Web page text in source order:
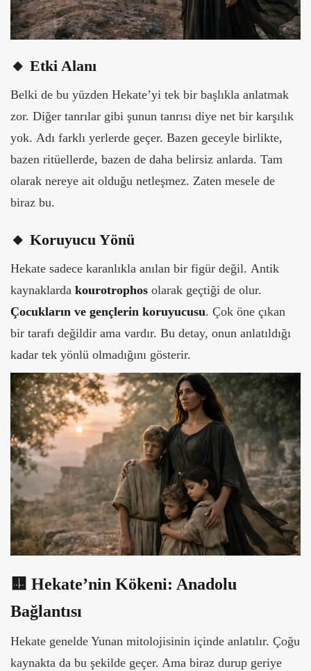
🔸 Etki Alanı
Belki de bu yüzden Hekate’yi tek bir başlıkla anlatmak
zor. Diğer tanrılar gibi şunun tanrısı diye net bir karşılık
yok. Adı farklı yerlerde geçer. Bazen geceyle birlikte,
bazen ritüellerde, bazen de daha belirsiz anlarda. Tam
olarak nereye ait olduğu netleşmez. Zaten mesele de
biraz bu.
🔸 Koruyucu Yönü
Hekate sadece karanlıkla anılan bir figür değil. Antik
kaynaklarda kourotrophos olarak geçtiği de olur.
Çocukların ve gençlerin koruyucusu. Çok öne çıkan
bir tarafı değildir ama vardır. Bu detay, onun anlatıldığı
kadar tek yönlü olmadığını gösterir.
🟨 Hekate’nin Kökeni: Anadolu
Bağlantısı
Hekate genelde Yunan mitolojisinin içinde anlatılır. Çoğu
kaynakta da bu şekilde geçer. Ama biraz durup geriye